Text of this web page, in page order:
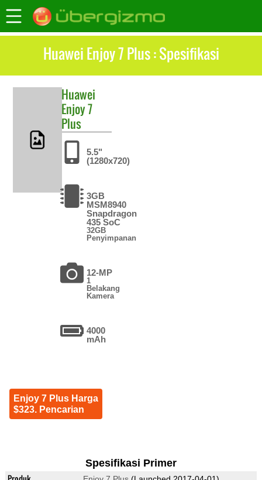
Huawei Enjoy 7 Plus : Spesifikasi
Huawei
Enjoy 7
Plus
5.5"
(1280x720)
3GB
MSM8940
Snapdragon
435 SoC
32GB
Penyimpanan
12-MP
1
Belakang
Kamera
4000
mAh
Enjoy 7 Plus Harga
$323. Pencarian
Spesifikasi Primer